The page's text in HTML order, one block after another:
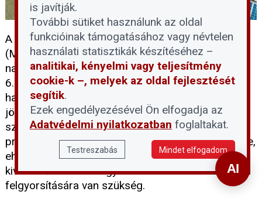
A Magyar Napelem Napkollektor Szövetség
(MNNSZ) arra figyelmeztet, hogy a lakossági
napelemes rendszerek támogatását célzó RRF-
6.2.1-2021 jelű pályázat 2026. június 15-i
határidejének közeledtével több ezer alacsony
jövedelmű család beruházása maradhat félbe. A
szövetség álláspontja szerint a megakadt
projektek túlnyomó része még megmenthető lenne,
ehhez azonban a döntéshozók részéről a
kivitelezőváltások felgyorsítására és a kifizetések
felgyorsítására van szükség.
is javítják.
További sütiket használunk az oldal
funkcióinak támogatásához vagy névtelen
használati statisztikák készítéséhez –
analitikai, kényelmi vagy teljesítmény
cookie-k –, melyek az oldal fejlesztését
segítik.
Ezek engedélyezésével Ön elfogadja az
Adatvédelmi nyilatkozatban foglaltakat.
Testreszabás Mindet elfogadom